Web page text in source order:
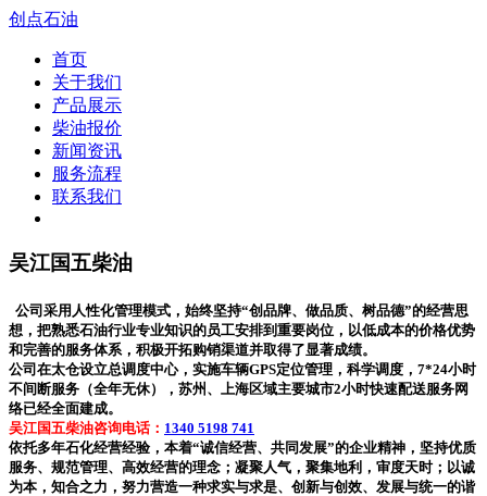
创点石油
首页
关于我们
产品展示
柴油报价
新闻资讯
服务流程
联系我们
吴江国五柴油
公司采用人性化管理模式，始终坚持“创品牌、做品质、树品德”的经营思
想，把熟悉石油行业专业知识的员工安排到重要岗位，以低成本的价格优势
和完善的服务体系，积极开拓购销渠道并取得了显著成绩。
公司在太仓设立总调度中心，实施车辆GPS定位管理，科学调度，7*24小时
不间断服务（全年无休），苏州、上海区域主要城市2小时快速配送服务网
络已经全面建成。
吴江国五柴油咨询电话： 1340 5198 741
依托多年石化经营经验，本着“诚信经营、共同发展”的企业精神，坚持优质
服务、规范管理、高效经营的理念；凝聚人气，聚集地利，审度天时；以诚
为本，知合之力，努力营造一种求实与求是、创新与创效、发展与统一的谐